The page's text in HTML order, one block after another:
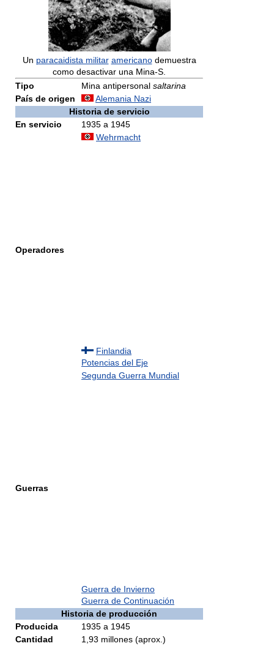
Un paracaidista militar americanodemuestra
como desactivar una Mina-S.
Tipo
Mina antipersonal saltarina
País de origen
Alemania Nazi
Historia de servicio
En servicio
1935 a 1945
Operadores
Wehrmacht
Finlandia
Potencias del Eje
Guerras
Segunda Guerra Mundial
Guerra de Invierno
Guerra de Continuación
Historia de producción
Producida
1935 a 1945
Cantidad
1,93 millones (aprox.)